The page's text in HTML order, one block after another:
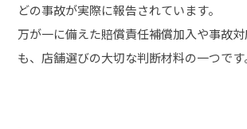
どの事故が実際に報告されています。
万が一に備えた賠償責任補償加入や事故
も、店舗選びの大切な判断材料の一つです